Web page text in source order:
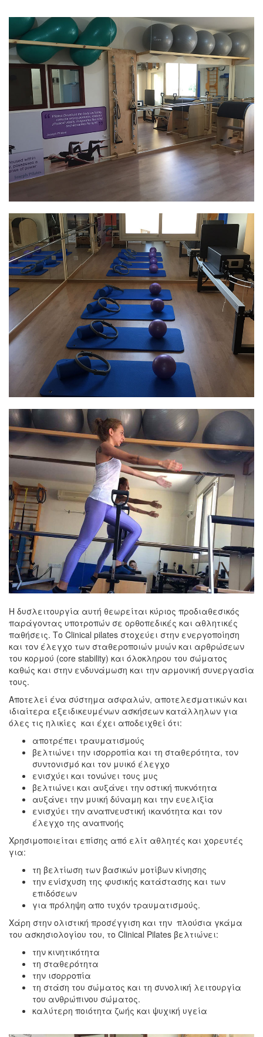
Η δυσλειτουργία αυτή θεωρείται κύριος προδιαθεσικός
παράγοντας υποτροπών σε ορθοπεδικές και αθλητικές
παθήσεις. Το Clinical pilates στοχεύει στην ενεργοποίηση
και τον έλεγχο των σταθεροποιών μυών και αρθρώσεων
του κορμού (core stability) και όλοκληρου του σώματος
καθώς και στην ενδυνάμωση και την αρμονική συνεργασία
τους.
Αποτελεί ένα σύστημα ασφαλών, αποτελεσματικών και
ιδιαίτερα εξειδικευμένων ασκήσεων κατάλληλων για
όλες τις ηλικίες και έχει αποδειχθεί ότι:
αποτρέπει τραυματισμούς
βελτιώνει την ισορροπία και τη σταθερότητα, τον
συντονισμό και τον μυικό έλεγχο
ενισχύει και τονώνει τους μυς
βελτιώνει και αυξάνει την οστική πυκνότητα
αυξάνει την μυική δύναμη και την ευελιξία
ενισχύει την αναπνευστική ικανότητα και τον
έλεγχο της αναπνοής
Χρησιμοποιείται επίσης από ελίτ αθλητές και χορευτές
για:
τη βελτίωση των βασικών μοτίβων κίνησης
την ενίσχυση της φυσικής κατάστασης και των
επιδόσεων
για πρόληψη απο τυχόν τραυματισμούς.
Χάρη στην ολιστική προσέγγιση και την πλούσια γκάμα
του ασκησιολογίου του, το Clinical Pilates βελτιώνει:
την κινητικότητα
τη σταθερότητα
την ισορροπία
τη στάση του σώματος και τη συνολική λειτουργία
του ανθρώπινου σώματος.
καλύτερη ποιότητα ζωής και ψυχική υγεία